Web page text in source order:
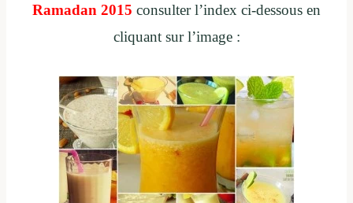
Ramadan 2015 consulter l’index ci-dessous en
cliquant sur l’image :